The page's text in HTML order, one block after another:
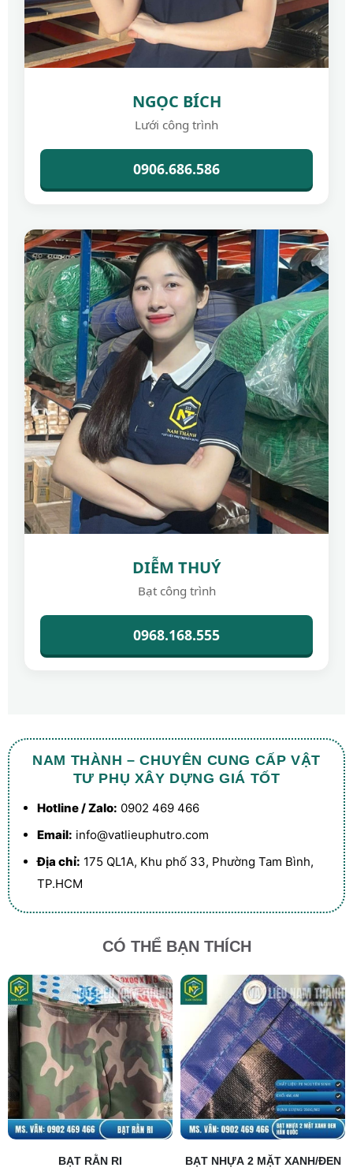
NGỌC BÍCH
Lưới công trình
0906.686.586
DIỄM THUÝ
Bạt công trình
0968.168.555
NAM THÀNH – CHUYÊN CUNG CẤP VẬT
TƯ PHỤ XÂY DỰNG GIÁ TỐT
Hotline / Zalo: 0902 469 466
Email: info@vatlieuphutro.com
Địa chỉ: 175 QL1A, Khu phố 33, Phường Tam Bình,
TP.HCM
CÓ THỂ BẠN THÍCH
BẠT RẰN RI
BẠT NHỰA 2 MẶT XANH/ĐEN